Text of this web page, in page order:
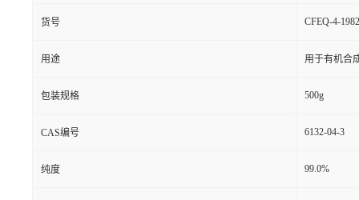
货号 CFEQ-4-
用途 用于有机合
包装规格 500g
CAS编号 6132-04-3
纯度 99.0%